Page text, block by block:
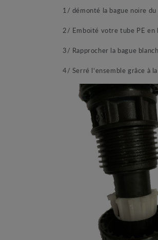
1/ démonté la bague noire du
2/ Emboité votre tube PE
3/ Rapprocher la bague
4/ Serré l’ensemble grâce à